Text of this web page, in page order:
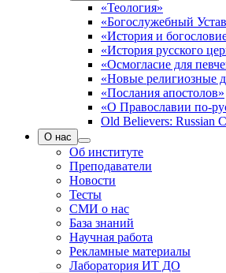
«Теология»
«Богослужебный
«История и
«История русского
«Осмогласие для
«Новые религиозные
«Послания апостолов»
«О Православии по-
Old Believers: Russian
О нас
Об институте
Преподаватели
Новости
Тесты
СМИ о нас
База знаний
Научная работа
Рекламные материалы
Лаборатория ИТ ДО